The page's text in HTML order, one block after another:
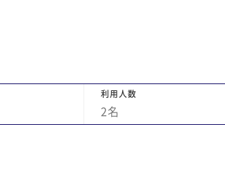
利用人数
2名